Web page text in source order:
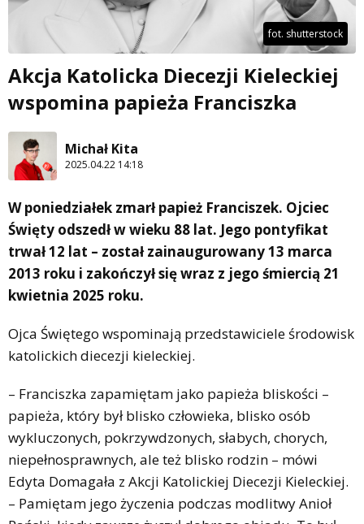
fot. shutterstock
Akcja Katolicka Diecezji Kieleckiej
wspomina papieża Franciszka
Michał Kita
2025.04.22 14:18
W poniedziałek zmarł papież Franciszek. Ojciec
Święty odszedł w wieku 88 lat. Jego pontyfikat
trwał 12 lat – został zainaugurowany 13 marca
2013 roku i zakończył się wraz z jego śmiercią 21
kwietnia 2025 roku.
Ojca Świętego wspominają przedstawiciele środowisk
katolickich diecezji kieleckiej.
– Franciszka zapamiętam jako papieża bliskości –
papieża, który był blisko człowieka, blisko osób
wykluczonych, pokrzywdzonych, słabych, chorych,
niepełnosprawnych, ale też blisko rodzin – mówi
Edyta Domagała z Akcji Katolickiej Diecezji Kieleckiej.
– Pamiętam jego życzenia podczas modlitwy Anioł